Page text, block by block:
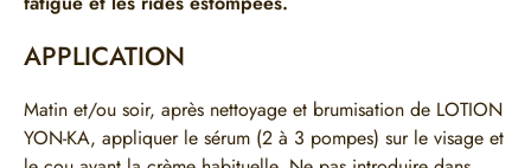
APPLICATION
Matin et/ou soir, après nettoyage et brumisation de LOTION
YON-KA, appliquer le sérum (2 à 3 pompes) sur le visage et